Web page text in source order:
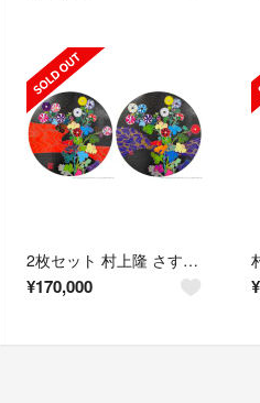
2枚セット 村上隆 さすらいの旅からの帰還 死の島で咲く花
¥170,000 ¥